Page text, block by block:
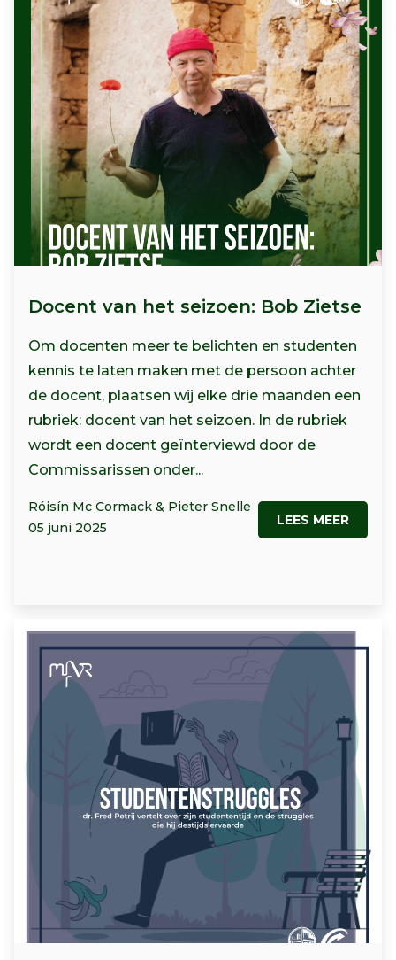
Docent van het seizoen: Bob Zietse
Om docenten meer te belichten en studenten
kennis te laten maken met de persoon achter
de docent, plaatsen wij elke drie maanden een
rubriek: docent van het seizoen. In de rubriek
wordt een docent geïnterviewd door de
Commissarissen onder...
Róisín Mc Cormack & Pieter Snelle
05 juni 2025
LEES MEER